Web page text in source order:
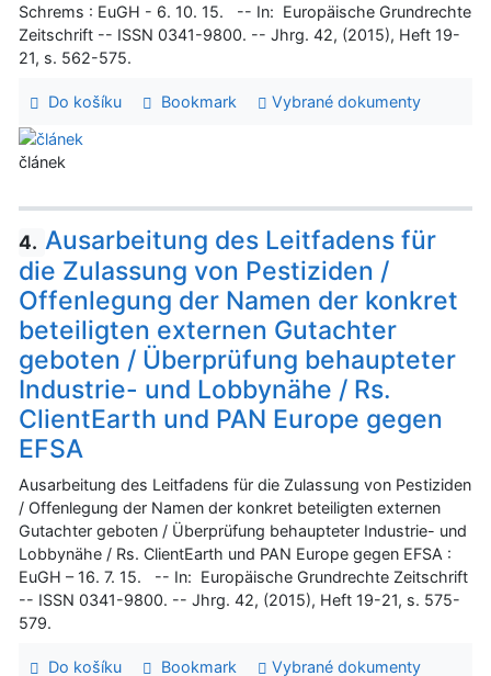
Schrems : EuGH - 6. 10. 15. -- In: Europäische Grundrechte
Zeitschrift -- ISSN 0341-9800. -- Jhrg. 42, (2015), Heft 19-
21, s. 562-575.
Do košíku Bookmark Vybrané dokumenty
článek
4. Ausarbeitung des Leitfadens für
die Zulassung von Pestiziden /
Offenlegung der Namen der konkret
beteiligten externen Gutachter
geboten / Überprüfung behaupteter
Industrie- und Lobbynähe / Rs.
ClientEarth und PAN Europe gegen
EFSA
Ausarbeitung des Leitfadens für die Zulassung von Pestiziden
/ Offenlegung der Namen der konkret beteiligten externen
Gutachter geboten / Überprüfung behaupteter Industrie- und
Lobbynähe / Rs. ClientEarth und PAN Europe gegen EFSA :
EuGH – 16. 7. 15. -- In: Europäische Grundrechte Zeitschrift
-- ISSN 0341-9800. -- Jhrg. 42, (2015), Heft 19-21, s. 575-
579.
Do košíku Bookmark Vybrané dokumenty